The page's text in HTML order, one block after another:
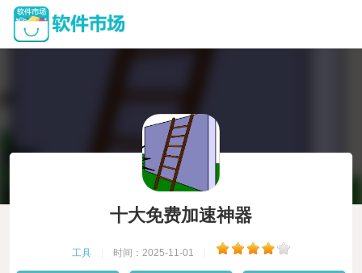
十大免费加速神器
工具 时间：2025-11-01